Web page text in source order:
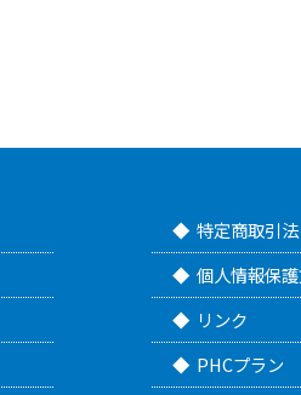
特定商取引
個人情報保
リンク
PHCプラン